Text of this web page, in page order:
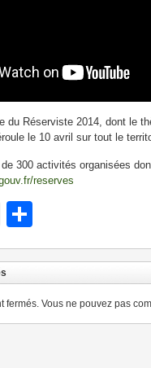
du Réserviste 2014, dont le
le 10 avril sur tout le
300 activités organisées
reserves
Email
fermés. Vous ne pouvez pas